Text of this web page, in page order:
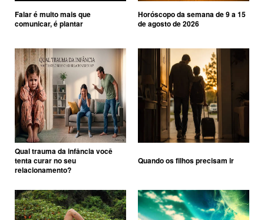
Falar é muito mais que
comunicar, é plantar
Horóscopo da semana de 9 a 15
de agosto de 2026
Qual trauma da infância você
tenta curar no seu
relacionamento?
Quando os filhos precisam ir